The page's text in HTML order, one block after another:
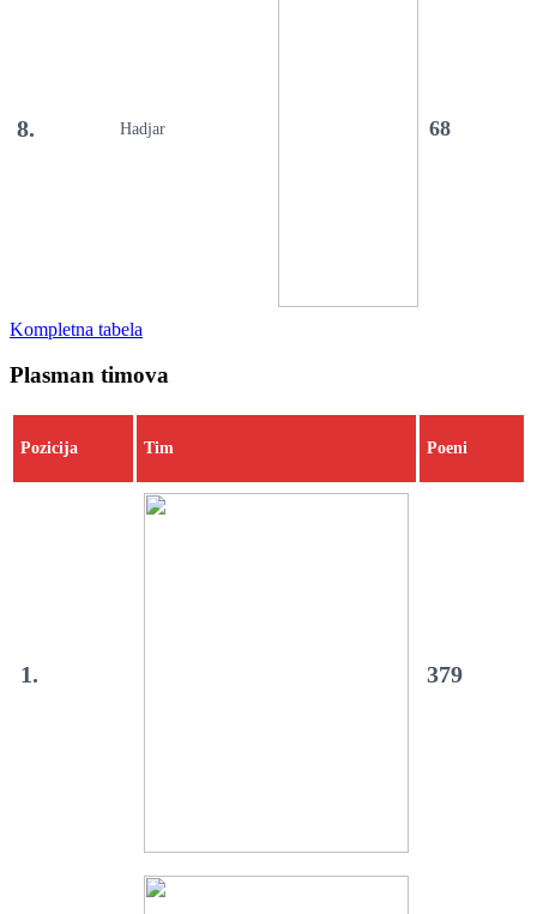
8. Hadjar 68
Kompletna tabela
Plasman timova
Pozicija Tim Poeni
1. 379